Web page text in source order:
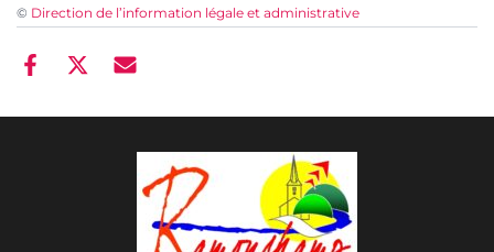
© Direction de l’information légale et administrative